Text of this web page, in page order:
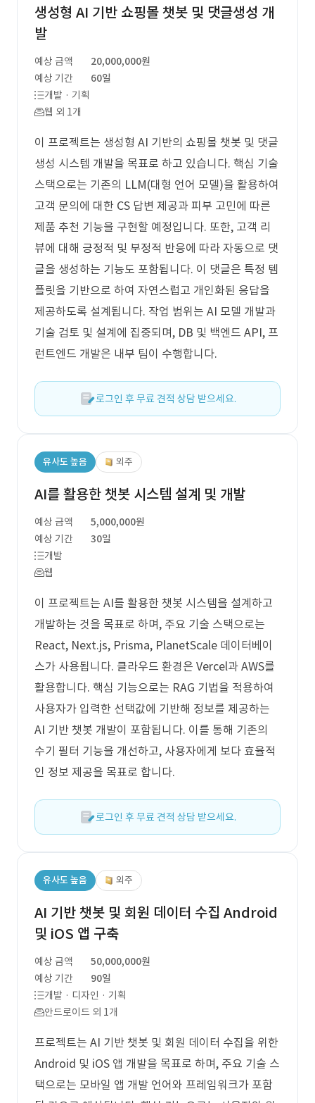
생성형 AI 기반 쇼핑몰 챗봇 및 댓글생성 개
발
예상 금액
20,000,000원
예상 기간
60일
개발 · 기획
웹 외 1개
이 프로젝트는 생성형 AI 기반의 쇼핑몰 챗봇 및 댓글
생성 시스템 개발을 목표로 하고 있습니다. 핵심 기술
스택으로는 기존의 LLM(대형 언어 모델)을 활용하여
고객 문의에 대한 CS 답변 제공과 피부 고민에 따른
제품 추천 기능을 구현할 예정입니다. 또한, 고객 리
뷰에 대해 긍정적 및 부정적 반응에 따라 자동으로 댓
글을 생성하는 기능도 포함됩니다. 이 댓글은 특정 템
플릿을 기반으로 하여 자연스럽고 개인화된 응답을
제공하도록 설계됩니다. 작업 범위는 AI 모델 개발과
기술 검토 및 설계에 집중되며, DB 및 백엔드 API, 프
런트엔드 개발은 내부 팀이 수행합니다.
로그인 후 무료 견적 상담 받으세요.
유사도 높음 외주
AI를 활용한 챗봇 시스템 설계 및 개발
예상 금액
5,000,000원
예상 기간
30일
개발
웹
이 프로젝트는 AI를 활용한 챗봇 시스템을 설계하고
개발하는 것을 목표로 하며, 주요 기술 스택으로는
React, Next.js, Prisma, PlanetScale 데이터베이
스가 사용됩니다. 클라우드 환경은 Vercel과 AWS를
활용합니다. 핵심 기능으로는 RAG 기법을 적용하여
사용자가 입력한 선택값에 기반해 정보를 제공하는
AI 기반 챗봇 개발이 포함됩니다. 이를 통해 기존의
수기 필터 기능을 개선하고, 사용자에게 보다 효율적
인 정보 제공을 목표로 합니다.
로그인 후 무료 견적 상담 받으세요.
유사도 높음 외주
AI 기반 챗봇 및 회원 데이터 수집 Android
및 iOS 앱 구축
예상 금액
50,000,000원
예상 기간
90일
개발 · 디자인 · 기획
안드로이드 외 1개
프로젝트는 AI 기반 챗봇 및 회원 데이터 수집을 위한
Android 및 iOS 앱 개발을 목표로 하며, 주요 기술 스
택으로는 모바일 앱 개발 언어와 프레임워크가 포함